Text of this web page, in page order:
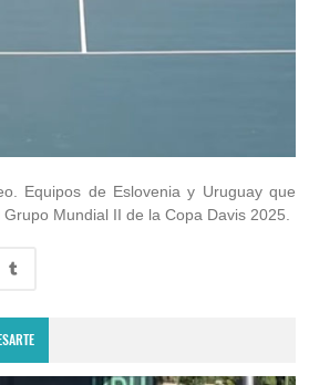
Equipos de Eslovenia y Uruguay que
Mundial II de la Copa Davis 2025.